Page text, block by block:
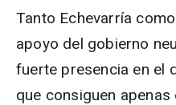
Tanto Echevarría
apoyo del gobierno
fuerte presencia en el
que consiguen apenas